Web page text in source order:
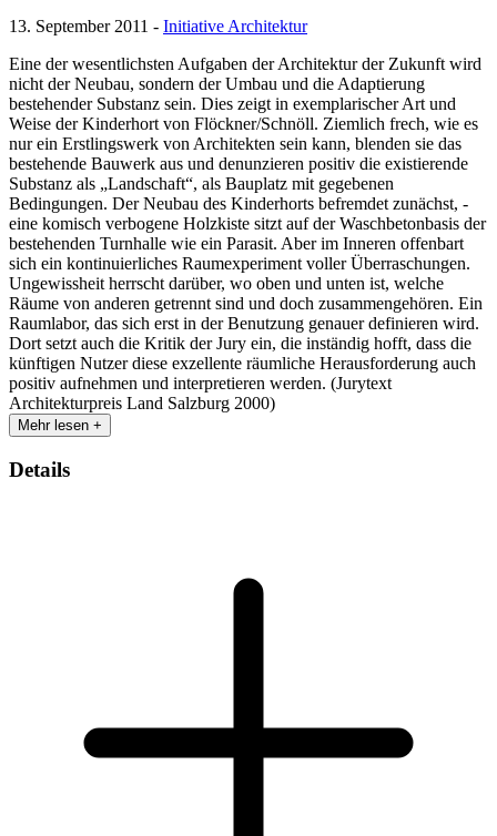
13. September 2011 - Initiative Architektur
Eine der wesentlichsten Aufgaben der Architektur der Zukunft wird
nicht der Neubau, sondern der Umbau und die Adaptierung
bestehender Substanz sein. Dies zeigt in exemplarischer Art und
Weise der Kinderhort von Flöckner/Schnöll. Ziemlich frech, wie es
nur ein Erstlingswerk von Architekten sein kann, blenden sie das
bestehende Bauwerk aus und denunzieren positiv die existierende
Substanz als „Landschaft“, als Bauplatz mit gegebenen
Bedingungen. Der Neubau des Kinderhorts befremdet zunächst, -
eine komisch verbogene Holzkiste sitzt auf der Waschbetonbasis der
bestehenden Turnhalle wie ein Parasit. Aber im Inneren offenbart
sich ein kontinuierliches Raumexperiment voller Überraschungen.
Ungewissheit herrscht darüber, wo oben und unten ist, welche
Räume von anderen getrennt sind und doch zusammengehören. Ein
Raumlabor, das sich erst in der Benutzung genauer definieren wird.
Dort setzt auch die Kritik der Jury ein, die inständig hofft, dass die
künftigen Nutzer diese exzellente räumliche Herausforderung auch
positiv aufnehmen und interpretieren werden. (Jurytext
Architekturpreis Land Salzburg 2000)
Mehr lesen +
Details